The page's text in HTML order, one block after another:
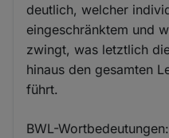
deutlich, welcher
eingeschränktem und
zwingt, was letztlich
hinaus den gesamten
führt.
BWL-Wortbedeutungen: